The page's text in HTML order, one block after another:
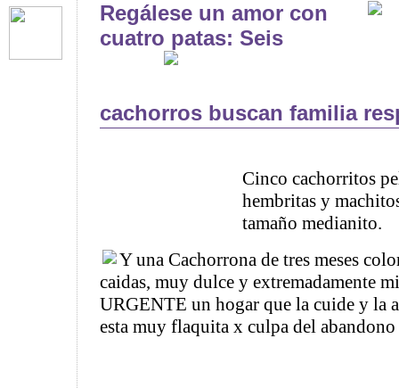
Regálese un amor con
cuatro patas: Seis
cachorros buscan familia
Cinco cachorritos
hembritas y
tamaño medianito.
Y una Cachorrona de tres meses
caidas, muy dulce y extremadamente
URGENTE un hogar que la cuide y la
esta muy flaquita x culpa del